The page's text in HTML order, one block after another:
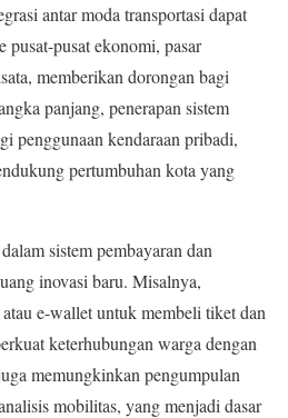
antar moda transportasi dapat
pusat ekonomi, pasar
memberikan dorongan bagi
panjang, penerapan sistem
penggunaan kendaraan pribadi,
pertumbuhan kota yang
sistem pembayaran dan
inovasi baru. Misalnya,
e-wallet untuk membeli tiket dan
keterhubungan warga dengan
memungkinkan pengumpulan
mobilitas, yang menjadi dasar